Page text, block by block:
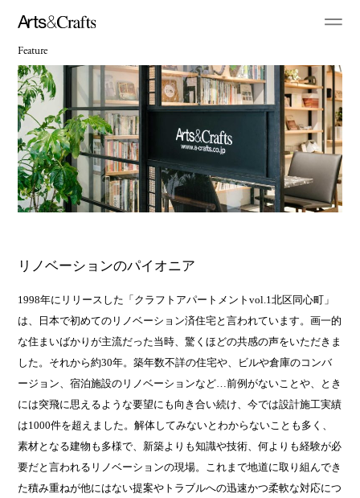
Feature
リノベーションのパイオニア
1998年にリリースした「クラフトアパートメントvol.1北区同心町」
は、日本で初めてのリノベーション済住宅と言われています。画一的
な住まいばかりが主流だった当時、驚くほどの共感の声をいただきま
した。それから約30年。築年数不詳の住宅や、ビルや倉庫のコンバ
ージョン、宿泊施設のリノベーションなど…前例がないことや、とき
には突飛に思えるような要望にも向き合い続け、今では設計施工実績
は1000件を超えました。解体してみないとわからないことも多く、
素材となる建物も多様で、新築よりも知識や技術、何よりも経験が必
要だと言われるリノベーションの現場。これまで地道に取り組んでき
た積み重ねが他にはない提案やトラブルへの迅速かつ柔軟な対応につ